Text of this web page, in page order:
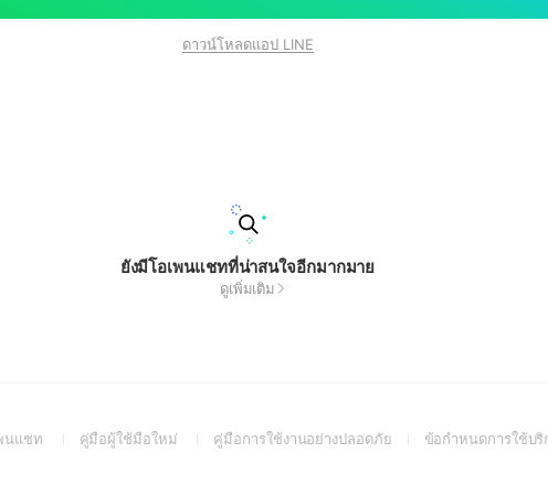
ดาวน์โหลดแอป LINE
ยังมีโอเพนแชทที่น่าสนใจอีกมากมาย
ดูเพิ่มเติม
นแชท
(Openคู่มือผู้ใช้มือใหม่
(Openคู่มือการใช้งานอย่างปลอดภัย(Openข้อกำหนดการใช้บริ